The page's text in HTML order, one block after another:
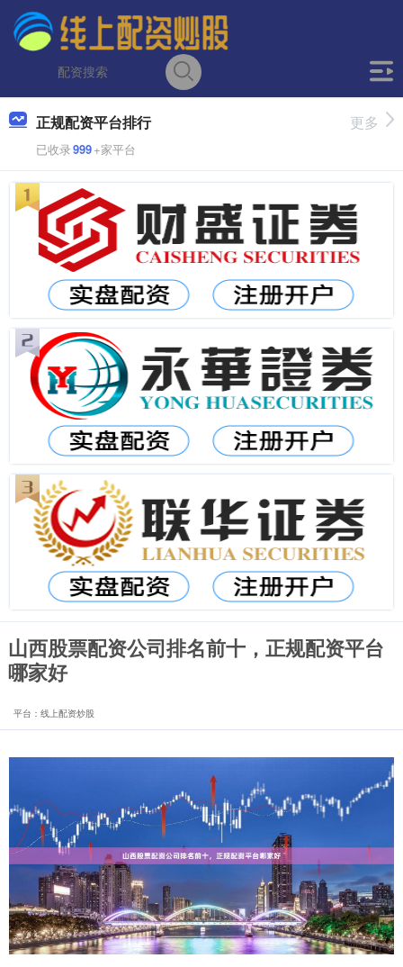
正规配资平台排行
已收录999+家平台
更多
山西股票配资公司排名前十，正规配资平台
哪家好
平台：线上配资炒股